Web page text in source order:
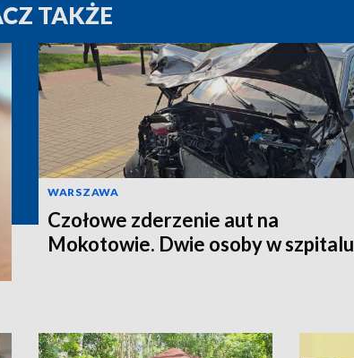
TAKŻE
WARSZAWA
Czołowe zderzenie aut na
Mokotowie. Dwie osoby w szpitalu